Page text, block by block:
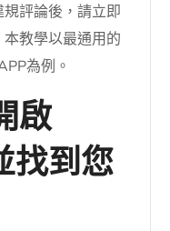
評論後，請立即
教學以最通用的
為例。
啟
找到您